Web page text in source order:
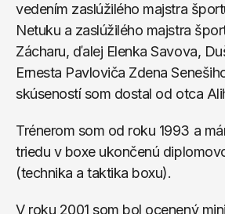
vedením zaslúžilého majstra
Netuku a zaslúžilého majstra
Zácharu, ďalej Elenka Savova,
Ernesta Pavloviča Zdena
skúseností som dostal od otca
Trénerom som od roku 1993 a
triedu v boxe ukončenú
(technika a taktika boxu).
V roku 2001 som bol ocenený